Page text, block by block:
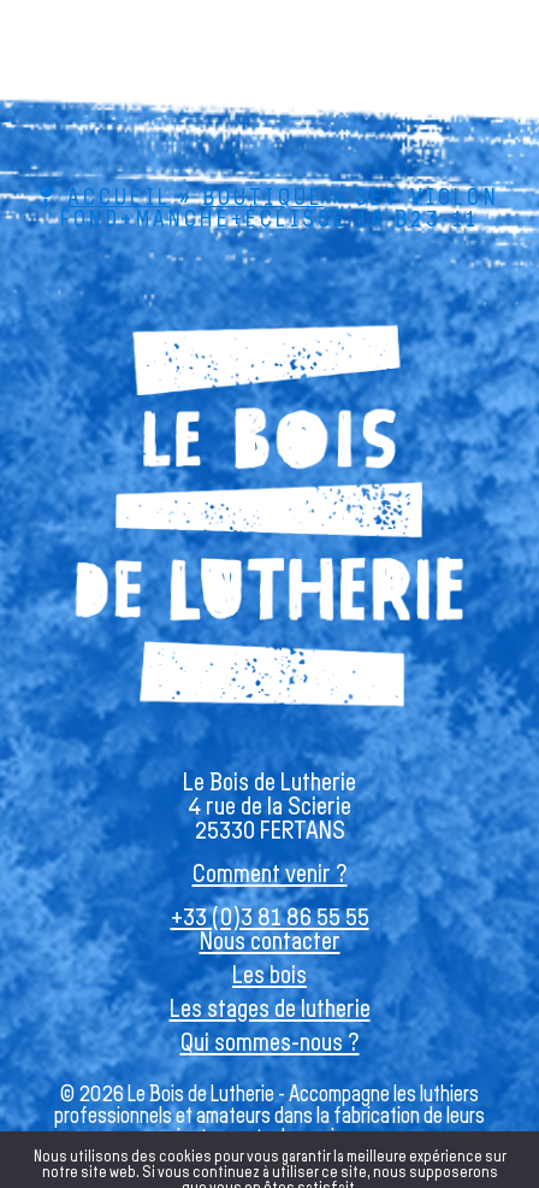
ACCUEIL»BOUTIQUE»SET VIOLON
FOND+MANCHE+ÉCLISSE 1A B23-11
Le Bois de Lutherie
4 rue de la Scierie
25330 FERTANS
Comment venir ?
+33 (0)3 81 86 55 55
Nous contacter
Les bois
Les stages de lutherie
Qui sommes-nous ?
© 2026 Le Bois de Lutherie - Accompagne les luthiers
professionnels et amateurs dans la fabrication de leurs
instruments de musique
Nous utilisons des cookies pour vous garantir la meilleure expérience sur
notre site web. Si vous continuez à utiliser ce site, nous supposerons